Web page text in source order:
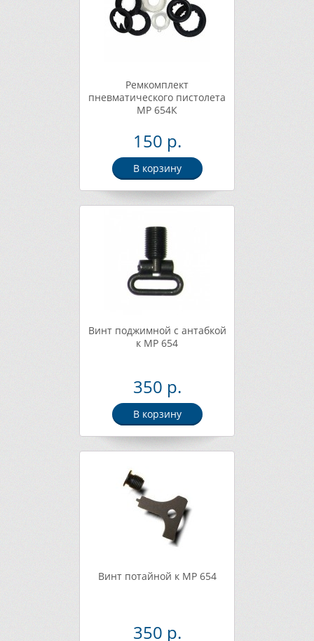
Ремкомплект
пневматического пистолета
МР 654К
150 р.
В корзину
Винт поджимной с антабкой
к МР 654
350 р.
В корзину
Винт потайной к МР 654
350 р.